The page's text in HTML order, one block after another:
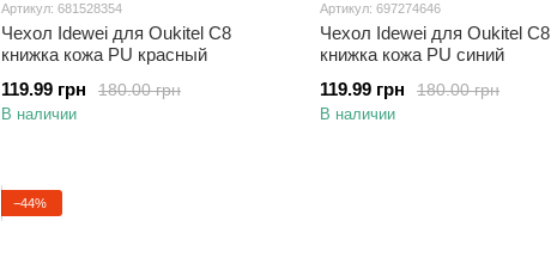
Артикул: 681528354
Чехол Idewei для Oukitel C8
книжка кожа PU красный
180.00 грн
119.99 грн
В наличии
Артикул: 697274646
Чехол Idewei для Oukitel C8
книжка кожа PU синий
180.00 грн
119.99 грн
В наличии
−44%